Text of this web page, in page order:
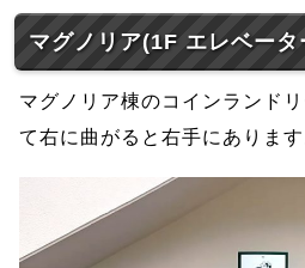
マグノリア(1F エレベー
マグノリア棟のコインランド
て右に曲がると右手にあります